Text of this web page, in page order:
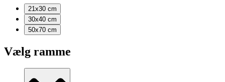
21x30 cm
30x40 cm
50x70 cm
Vælg ramme